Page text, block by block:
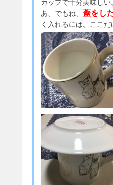
カップで十分美味しい
あ、でもね、 蓋をし
く入れるには。ここだ